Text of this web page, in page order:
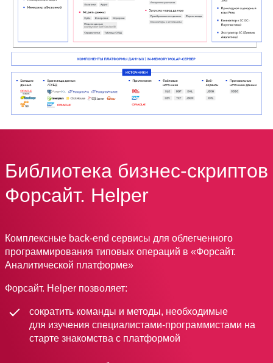
Библиотека бизнес-скриптов
Форсайт. Helper
Комплексные back-end сервисы для облегченного
программирования типовых операций в «Форсайт.
Аналитической платформе»
Форсайт. Helper позволяет:
сократить команды и методы, необходимые
для изучения специалистами-программистами на
старте знакомства с платформой